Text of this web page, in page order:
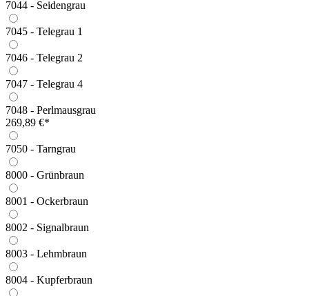
7044 - Seidengrau
7045 - Telegrau 1
7046 - Telegrau 2
7047 - Telegrau 4
7048 - Perlmausgrau
269,89 €*
7050 - Tarngrau
8000 - Grünbraun
8001 - Ockerbraun
8002 - Signalbraun
8003 - Lehmbraun
8004 - Kupferbraun